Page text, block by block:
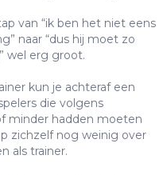
van “ik ben het niet eens
naar “dus hij moet zo
wel erg groot.
kun je achteraf een
die volgens
minder hadden moeten
zichzelf nog weinig over
als trainer.